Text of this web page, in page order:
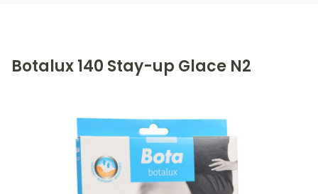
Botalux 140 Stay-up Glace N2